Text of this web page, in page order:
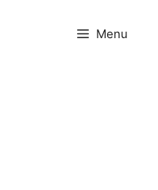
Menu